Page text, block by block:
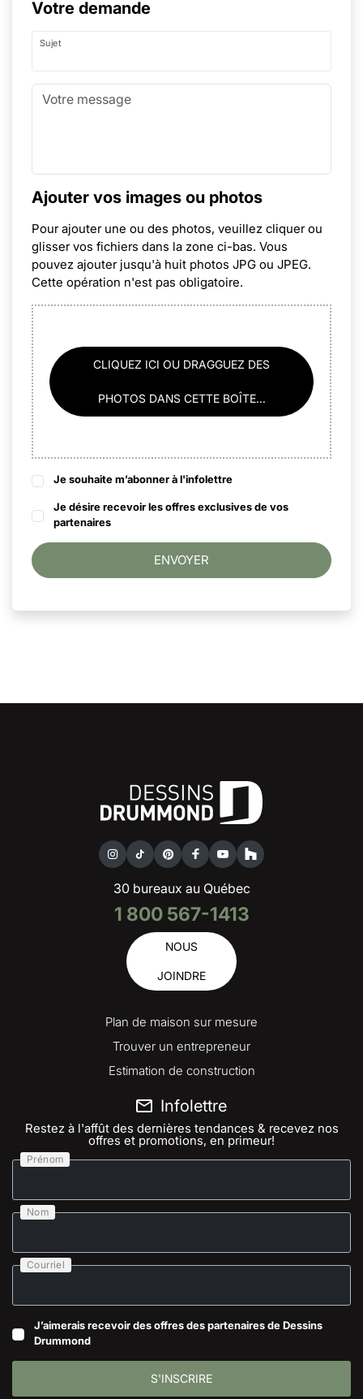
Votre demande
Sujet
Ajouter vos images ou photos
Pour ajouter une ou des photos, veuillez cliquer ou
glisser vos fichiers dans la zone ci-bas. Vous
pouvez ajouter jusqu'à huit photos JPG ou JPEG.
Cette opération n'est pas obligatoire.
CLIQUEZ ICI OU DRAGGUEZ DES
PHOTOS DANS CETTE BOÎTE...
Je souhaite m’abonner à l'infolettre
Je désire recevoir les offres exclusives de vos
partenaires
ENVOYER
30 bureaux au Québec
1 800 567-1413
NOUS
JOINDRE
Plan de maison sur mesure
Trouver un entrepreneur
Estimation de construction
Infolettre
Restez à l'affût des dernières tendances & recevez nos
offres et promotions, en primeur!
Prénom
Nom
Courriel
J’aimerais recevoir des offres des partenaires de Dessins
Drummond
S'INSCRIRE